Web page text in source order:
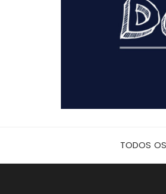
TODOS